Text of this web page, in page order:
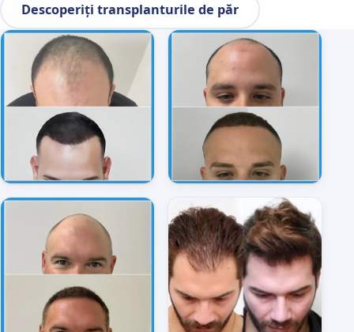
Descoperiți transplanturile de păr